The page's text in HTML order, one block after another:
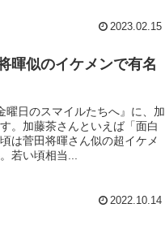
2023.02.15
暉似のイケメンで有名
曜日のスマイルたちへ』に、加
。加藤茶さんといえば「面白
は菅田将暉さん似の超イケメ
若い頃相当...
2022.10.14